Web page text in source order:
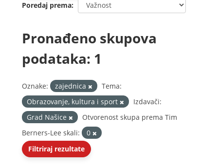
Poredaj prema
Pronađeno skupova
podataka: 1
Oznake: zajednica
Tema:
Obrazovanje, kultura i sport
Izdavači:
Grad Našice
Otvorenost skupa prema Tim
Berners-Lee skali:
0
Filtriraj rezultate